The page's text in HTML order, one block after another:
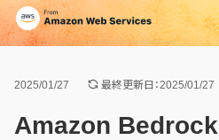
2025/01/27 最終更新日：2025/01/27
Amazon